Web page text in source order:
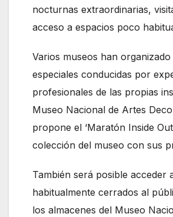
nocturnas extraordinarias,
acceso a espacios poco
Varios museos han organizado
especiales conducidas por
profesionales de las propias
Museo Nacional de Artes
propone el ‘Maratón Inside
colección del museo con sus
También será posible acceder
habitualmente cerrados al
los almacenes del Museo